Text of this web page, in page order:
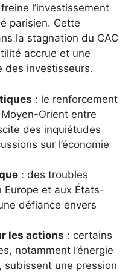
l’investissement
parisien. Cette
la stagnation du CAC
accrue et une
des investisseurs.
: le renforcement
Orient entre
des inquiétudes
sur l’économie
: des troubles
Europe et aux États-
défiance envers
les actions : certains
notamment l’énergie
subissent une pression